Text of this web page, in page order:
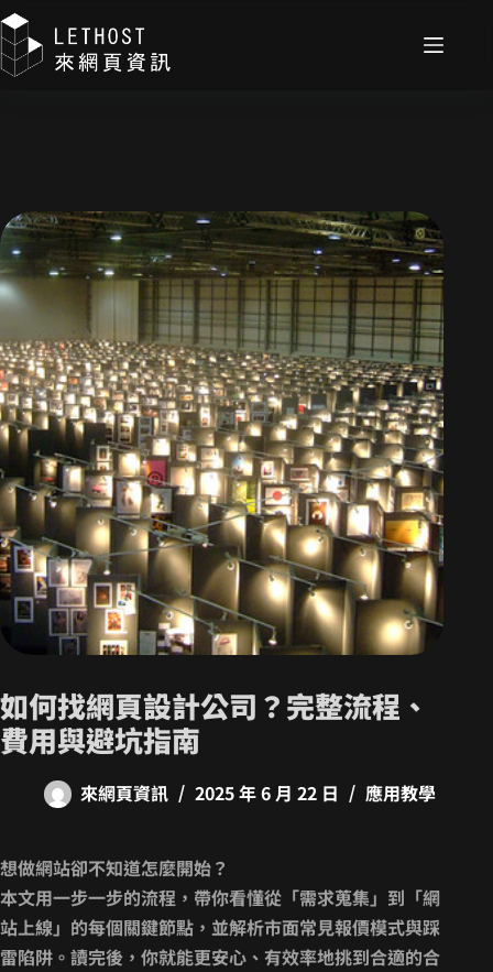
如何找網頁設計公司？完整流程、
費用與避坑指南
來網頁資訊 2025 年 6 月 22 日 應用教學
想做網站卻不知道怎麼開始？
本文用一步一步的流程，帶你看懂從「需求蒐集」到「網
站上線」的每個關鍵節點，並解析市面常見報價模式與踩
雷陷阱。讀完後，你就能更安心、有效率地挑到合適的合